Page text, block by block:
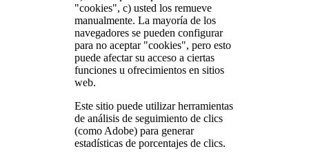
"cookies", c) usted los remueve
manualmente. La mayoría de los
navegadores se pueden configurar
para no aceptar "cookies", pero esto
puede afectar su acceso a ciertas
funciones u ofrecimientos en sitios
web.
Este sitio puede utilizar herramientas
de análisis de seguimiento de clics
(como Adobe) para generar
estadísticas de porcentajes de clics.